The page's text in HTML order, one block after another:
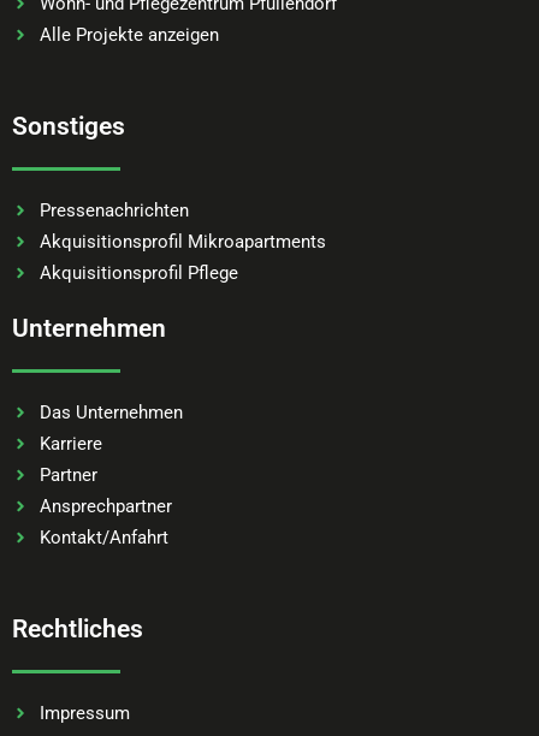
Alle Projekte anzeigen
Sonstiges
Pressenachrichten
Akquisitionsprofil Mikroapartments
Akquisitionsprofil Pflege
Unternehmen
Das Unternehmen
Karriere
Partner
Ansprechpartner
Kontakt/Anfahrt
Rechtliches
Impressum